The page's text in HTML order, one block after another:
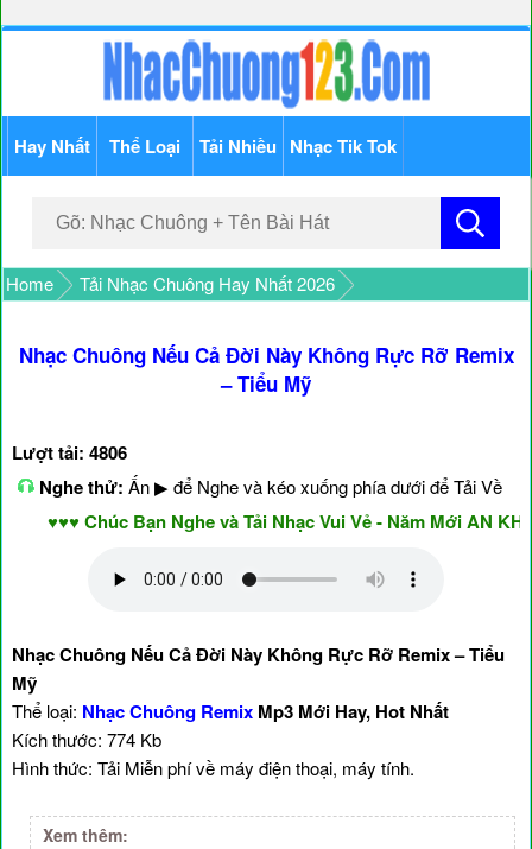
Hay Nhất Thể Loại Tải Nhiều Nhạc Tik Tok
Home Tải Nhạc Chuông Hay Nhất 2026
Nhạc Chuông Nếu Cả Đời Này Không Rực Rỡ Remix
– Tiểu Mỹ
Lượt tải: 4806
Nghe thử: Ấn ▶ để Nghe và kéo xuống phía dưới để Tải Về
♥♥♥ Chúc Bạn Nghe và Tải Nhạc Vui Vẻ - Năm Mới AN
Nhạc Chuông Nếu Cả Đời Này Không Rực Rỡ Remix – Tiểu
Mỹ
Thể loại: Nhạc Chuông Remix Mp3 Mới Hay, Hot Nhất
Kích thước: 774 Kb
Hình thức: Tải Miễn phí về máy điện thoại, máy tính.
Xem thêm: